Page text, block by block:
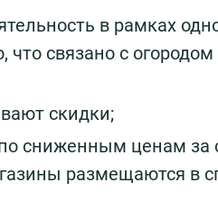
в рамках
что связано с
скидки;
сниженным ценам за
размещаются в